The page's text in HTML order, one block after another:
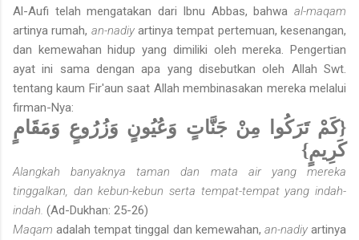
Al-Aufi telah mengatakan dari Ibnu Abbas, bahwa al-maqam
artinya rumah, an-nadiyartinya tempat pertemuan, kesenangan,
dan kemewahan hidup yang dimiliki oleh mereka. Pengertian
ayat ini sama dengan apa yang disebutkan oleh Allah Swt.
tentang kaum Fir'aun saat Allah membinasakan mereka melalui
firman-Nya:
{كَمْ تَرَكُوا مِنْ جَنَّاتٍ وَعُيُونٍ وَزُرُوعٍ وَمَقَامٍ
كَرِيمٍ}
Alangkah banyaknya taman dan mata air yang mereka
tinggalkan, dan kebun-kebun serta tempat-tempat yang indah-
indah. (Ad-Dukhan: 25-26)
Maqamadalah tempat tinggal dan kemewahan, an-nadiyartinya